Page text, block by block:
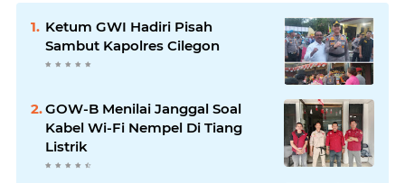
Ketum GWI Hadiri Pisah
Sambut Kapolres Cilegon
GOW-B Menilai Janggal Soal
Kabel Wi-Fi Nempel Di Tiang
Listrik